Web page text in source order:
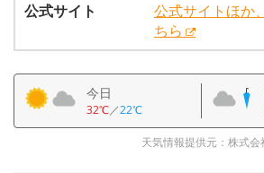
公式サイト
公式サイトほか
ちら
今日
32℃／22℃
天気情報提供元：株式